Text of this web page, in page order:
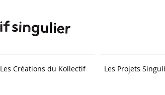
Les Créations du Kollectif Les Projets